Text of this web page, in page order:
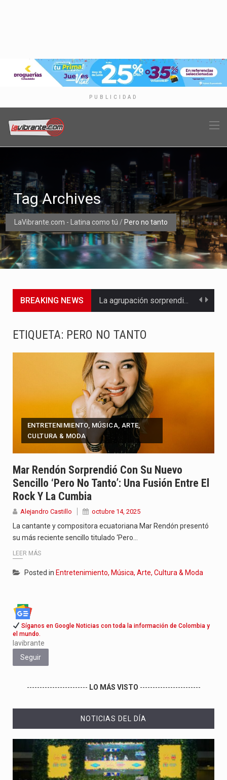
PUBLICIDAD
LaVibrante.com - Latina como tú / Pero no tanto
Tag Archives
BREAKING NEWS La agrupación sorprendió a los pasajeros de Circular Sur con…
El nuevo sello discográfico fue presentado en Bogotá con un…
ETIQUETA: PERO NO TANTO
ENTRETENIMIENTO, MÚSICA, ARTE,
CULTURA & MODA
Mar Rendón Sorprendió Con Su Nuevo
Sencillo ‘Pero No Tanto’: Una Fusión Entre El
Rock Y La Cumbia
Alejandro Castillo octubre 14, 2025
La cantante y compositora ecuatoriana Mar Rendón presentó
su más reciente sencillo titulado ‘Pero…
LEER MÁS
Posted in Entretenimiento, Música, Arte, Cultura & Moda
Síganos en Google Noticias con toda la información de Colombia y
el mundo.
lavibrante
Seguir
------------------------ LO MÁS VISTO ------------------------
NOTICIAS DEL DÍA